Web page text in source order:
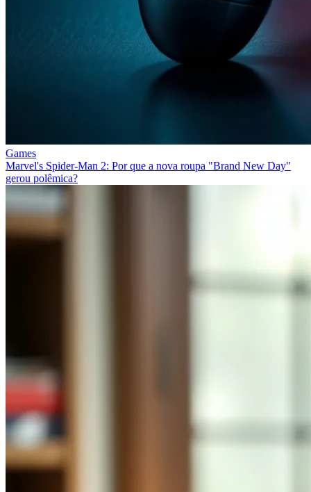
Games
Marvel's Spider-Man 2: Por que a nova roupa "Brand New Day"
gerou polêmica?